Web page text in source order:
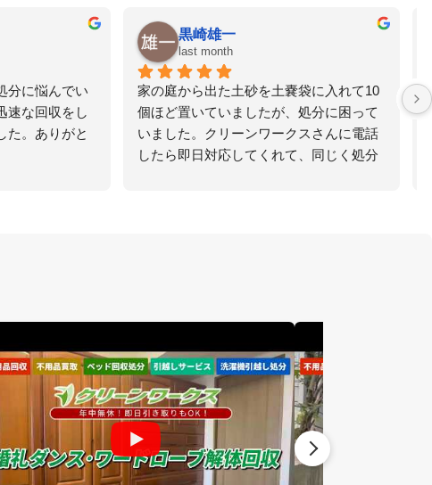
にも
いた
い
い
せ
川下。
2 months ago
即日で見積もりから搬送まで対応してい
ただきました。作業時間は約30分ほどで
スムーズでした。担当の方の説明も丁寧
で、安心してお任せできました。
自分では
を外して
りに見た
の毛、枯